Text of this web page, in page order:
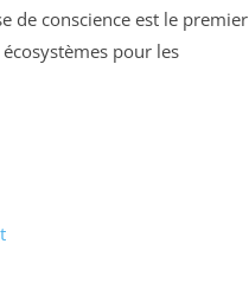
de conscience est le premier
pour les